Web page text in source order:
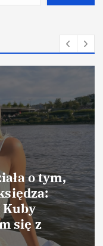
o tym,
Kuby
się z